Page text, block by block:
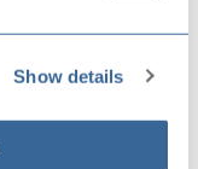
Show details